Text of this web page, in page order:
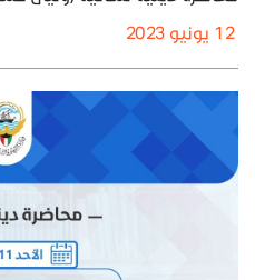
12 يونيو 2023